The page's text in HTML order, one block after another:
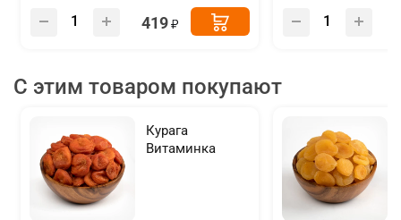
419
С этим товаром покупают
Курага
Витаминка